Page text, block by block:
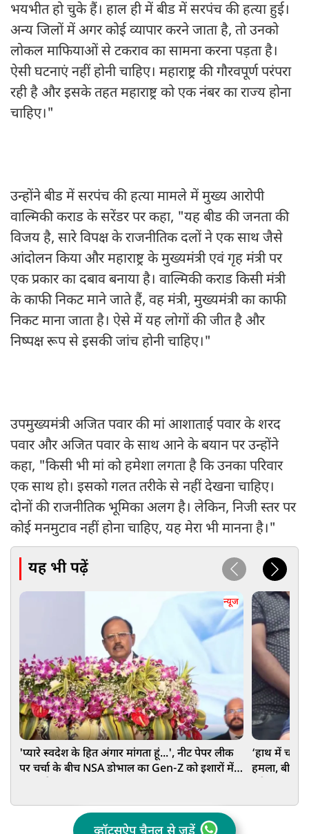
भयभीत हो चुके हैं। हाल ही में बीड में सरपंच की हत्या हुई।
अन्य जिलों में अगर कोई व्यापार करने जाता है, तो उनको
लोकल माफियाओं से टकराव का सामना करना पड़ता है।
ऐसी घटनाएं नहीं होनी चाहिए। महाराष्ट्र की गौरवपूर्ण परंपरा
रही है और इसके तहत महाराष्ट्र को एक नंबर का राज्य होना
चाहिए।"
उन्होंने बीड में सरपंच की हत्या मामले में मुख्य आरोपी
वाल्मिकी कराड के सरेंडर पर कहा, "यह बीड की जनता की
विजय है, सारे विपक्ष के राजनीतिक दलों ने एक साथ जैसे
आंदोलन किया और महाराष्ट्र के मुख्यमंत्री एवं गृह मंत्री पर
एक प्रकार का दबाव बनाया है। वाल्मिकी कराड किसी मंत्री
के काफी निकट माने जाते हैं, वह मंत्री, मुख्यमंत्री का काफी
निकट माना जाता है। ऐसे में यह लोगों की जीत है और
निष्पक्ष रूप से इसकी जांच होनी चाहिए।"
उपमुख्यमंत्री अजित पवार की मां आशाताई पवार के शरद
पवार और अजित पवार के साथ आने के बयान पर उन्होंने
कहा, "किसी भी मां को हमेशा लगता है कि उनका परिवार
एक साथ हो। इसको गलत तरीके से नहीं देखना चाहिए।
दोनों की राजनीतिक भूमिका अलग है। लेकिन, निजी स्तर पर
कोई मनमुटाव नहीं होना चाहिए, यह मेरा भी मानना है।"
यह भी पढ़ें
न्यूज
'प्यारे स्वदेश के हित अंगार मांगता हूं...', नीट पेपर लीक
पर चर्चा के बीच NSA डोभाल का Gen-Z को इशारों में
‘हाथ में चाकू
हमला, बीच